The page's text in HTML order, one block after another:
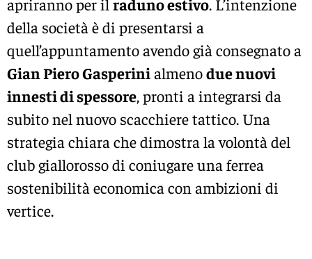
apriranno per il raduno estivo. L’intenzione
della società è di presentarsi a
quell’appuntamento avendo già consegnato a
Gian Piero Gasperinialmenodue nuovi
innesti di spessore, pronti a integrarsi da
subito nel nuovo scacchiere tattico. Una
strategia chiara che dimostra la volontà del
club giallorosso di coniugare una ferrea
sostenibilità economica con ambizioni di
vertice.